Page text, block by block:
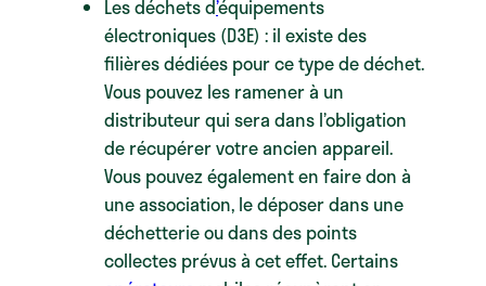
Les déchets d’équipements
électroniques (D3E) : il existe des
filières dédiées pour ce type de déchet.
Vous pouvez les ramener à un
distributeur qui sera dans l’obligation
de récupérer votre ancien appareil.
Vous pouvez également en faire don à
une association, le déposer dans une
déchetterie ou dans des points
collectes prévus à cet effet. Certains